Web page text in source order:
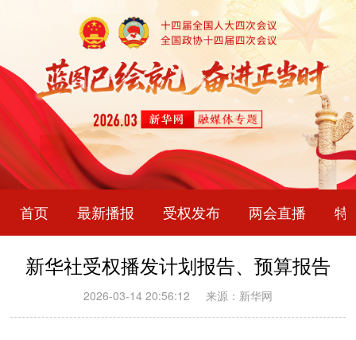
首页 最新播报 受权发布 两会直播 特
新华社受权播发计划报告、预算报告
2026-03-14 20:56:12 来源：新华网